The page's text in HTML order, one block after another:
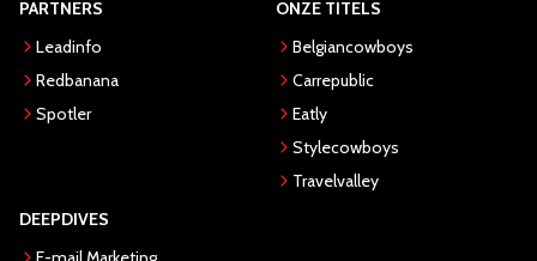
PARTNERS
Leadinfo
Redbanana
Spotler
ONZE TITELS
Belgiancowboys
Carrepublic
Eatly
Stylecowboys
Travelvalley
DEEPDIVES